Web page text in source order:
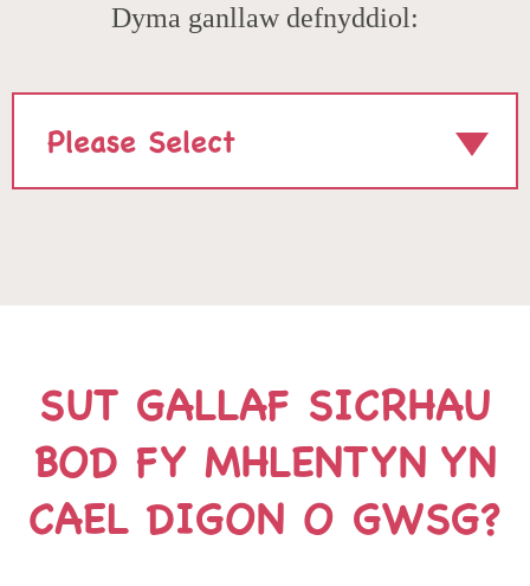
Dyma ganllaw defnyddiol:
AGE:
SUT GALLAF SICRHAU
BOD FY MHLENTYN YN
CAEL DIGON O GWSG?